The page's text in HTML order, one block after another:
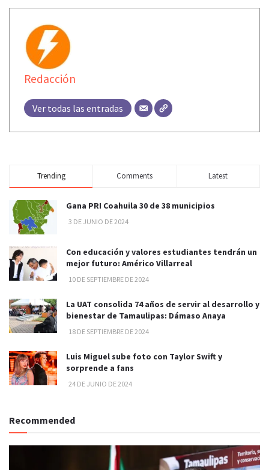
Redacción
Ver todas las entradas
Trending Comments Latest
Gana PRI Coahuila 30 de 38 municipios
3 DE JUNIO DE 2024
Con educación y valores estudiantes tendrán un
mejor futuro: Américo Villarreal
10 DE SEPTIEMBRE DE 2024
La UAT consolida 74 años de servir al desarrollo y
bienestar de Tamaulipas: Dámaso Anaya
18 DE SEPTIEMBRE DE 2024
Luis Miguel sube foto con Taylor Swift y
sorprende a fans
24 DE JUNIO DE 2024
Recommended